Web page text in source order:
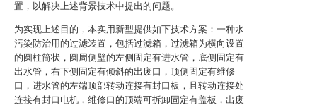
置，以解决上述背景技术中提出的问题。
为实现上述目的，本实用新型提供如下技术方案：一种水
污染防治用的过滤装置，包括过滤箱，过滤箱为横向设置
的圆柱筒状，圆周侧壁的左侧固定有进水管，底侧固定有
出水管，右下侧固定有倾斜的出废口，顶侧固定有维修
口，进水管的左端顶部转动连接有封口板，且转动连接处
连接有封口电机，维修口的顶端可拆卸固定有盖板，出废